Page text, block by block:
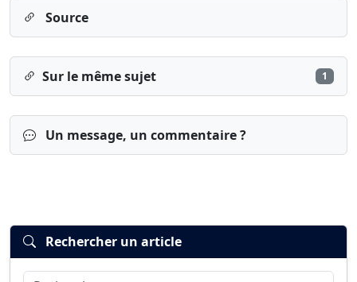
Source
Sur le même sujet 1
Un message, un commentaire ?
Rechercher un article